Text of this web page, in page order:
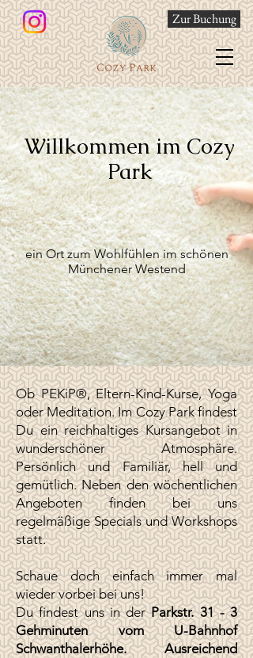
Zur Buchung
Willkommen im Cozy
Park
ein Ort zum Wohlfühlen im schönen
Münchener Westend
Ob PEKiP®, Eltern-Kind-Kurse, Yoga
oder Meditation. Im Cozy Park findest
Du ein reichhaltigesKursangebotin
wunderschöner Atmosphäre.
Persönlich und Familiär, hell und
gemütlich. Neben den wöchentlichen
Angeboten finden bei uns
regelmäßige Specials und Workshops
statt.
​Schaue doch einfach immer mal
wieder vorbei bei uns!
Du findest uns in derParkstr. 31 - 3
Gehminuten vom U-Bahnhof
Schwanthalerhöhe. Ausreichend